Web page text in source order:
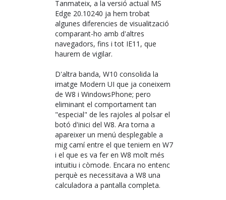
Tanmateix, a la versió actual MS
Edge 20.10240 ja hem trobat
algunes diferencies de visualització
comparant-ho amb d'altres
navegadors, fins i tot IE11, que
haurem de vigilar.
D'altra banda, W10 consolida la
imatge Modern UI que ja coneixem
de W8 i WindowsPhone; pero
eliminant el comportament tan
"especial" de les rajoles al polsar el
botó d'inici del W8. Ara torna a
apareixer un menú desplegable a
mig camí entre el que teniem en W7
i el que es va fer en W8 molt més
intuitiu i còmode. Encara no entenc
perquè es necessitava a W8 una
calculadora a pantalla completa.